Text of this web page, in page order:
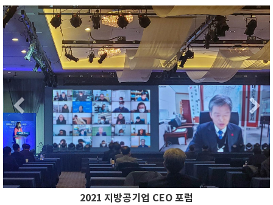
Previous
Previous
2021 지방공기업 CEO 포럼